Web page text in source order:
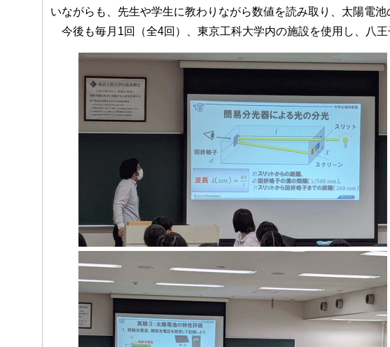
いながらも、先生や学生に教わりながら数値を読み取り、太陽電
今後も毎月1回（全4回）、東京工科大学内の施設を使用し、八王